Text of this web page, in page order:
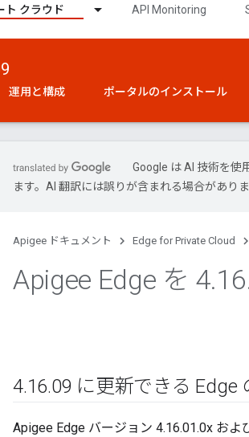
ト クラウド API Monitoring
運用と構成 ポータルのインストール
Google は AI 技術を使
ます。AI 翻訳には誤りが含まれる場合がありま
Apigee ドキュメント Edge for Private Cloud
Apigee Edge を 4.16
4.16.09 に更新できる Edge
Apigee Edge バージョン 4.16.01.0x およ